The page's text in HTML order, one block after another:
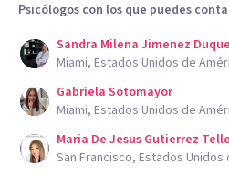
Psicólogos con los que puedes
Sandra Milena Jimenez Duque
Miami, Estados Unidos de
Gabriela Sotomayor
Miami, Estados Unidos de
Maria De Jesus Gutierrez
San Francisco, Estados Unidos